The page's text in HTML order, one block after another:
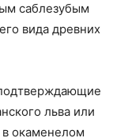
саблезубым
вида древних
льва или
окаменелом